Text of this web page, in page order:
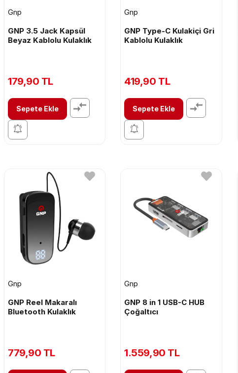
Gnp
GNP 3.5 Jack Kapsül
Beyaz Kablolu Kulaklık
179,90 TL
Sepete Ekle
Gnp
GNP Type-C Kulakiçi Gri
Kablolu Kulaklık
419,90 TL
Sepete Ekle
Gnp
GNP Reel Makaralı
Bluetooth Kulaklık
779,90 TL
Gnp
GNP 8 in 1 USB-C HUB
Çoğaltıcı
1.559,90 TL